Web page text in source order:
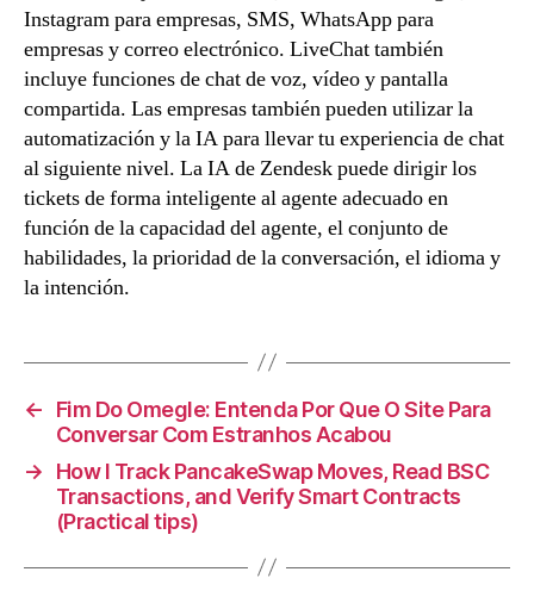
Instagram para empresas, SMS, WhatsApp para
empresas y correo electrónico. LiveChat también
incluye funciones de chat de voz, vídeo y pantalla
compartida. Las empresas también pueden utilizar la
automatización y la IA para llevar tu experiencia de chat
al siguiente nivel. La IA de Zendesk puede dirigir los
tickets de forma inteligente al agente adecuado en
función de la capacidad del agente, el conjunto de
habilidades, la prioridad de la conversación, el idioma y
la intención.
←
Fim Do Omegle: Entenda Por Que O Site Para
Conversar Com Estranhos Acabou
→
How I Track PancakeSwap Moves, Read BSC
Transactions, and Verify Smart Contracts
(Practical tips)